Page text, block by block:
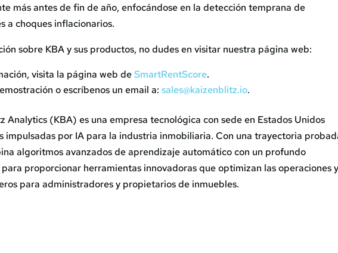
más antes de fin de año, enfocándose en la detección temprana de
a choques inflacionarios.
sobre KBA y sus productos, no dudes en visitar nuestra página web:
visita la página web deSmartRentScore.
o escríbenos un email a:sales@kaizenblitz.io.
Analytics (KBA) es una empresa tecnológica con sede en Estados Unidos
impulsadas por IA para la industria inmobiliaria. Con una trayectoria
algoritmos avanzados de aprendizaje automático con un profundo
proporcionar herramientas innovadoras que optimizan las operaciones y
para administradores y propietarios de inmuebles.